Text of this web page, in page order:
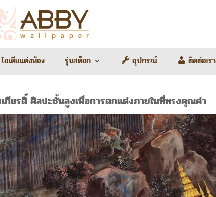
ไอเดียแต่งห้อง รุ่นสต็อก อุปกรณ์ ติดต่อเรา
กียรติ์ ศิลปะชั้นสูงเพื่อการตกแต่งภายในที่ทรงคุณค่า